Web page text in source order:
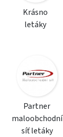
Krásno
letáky
Partner
maloobchodní
síť letáky